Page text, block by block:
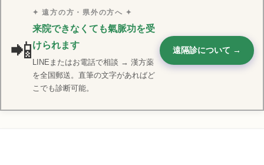
📲
✦ 遠方の方・県外の方へ ✦
来院できなくても氣脈功を受
けられます
LINEまたはお電話で相談 → 漢方薬
を全国郵送。直筆の文字があればど
こでも診断可能。
遠隔診について →